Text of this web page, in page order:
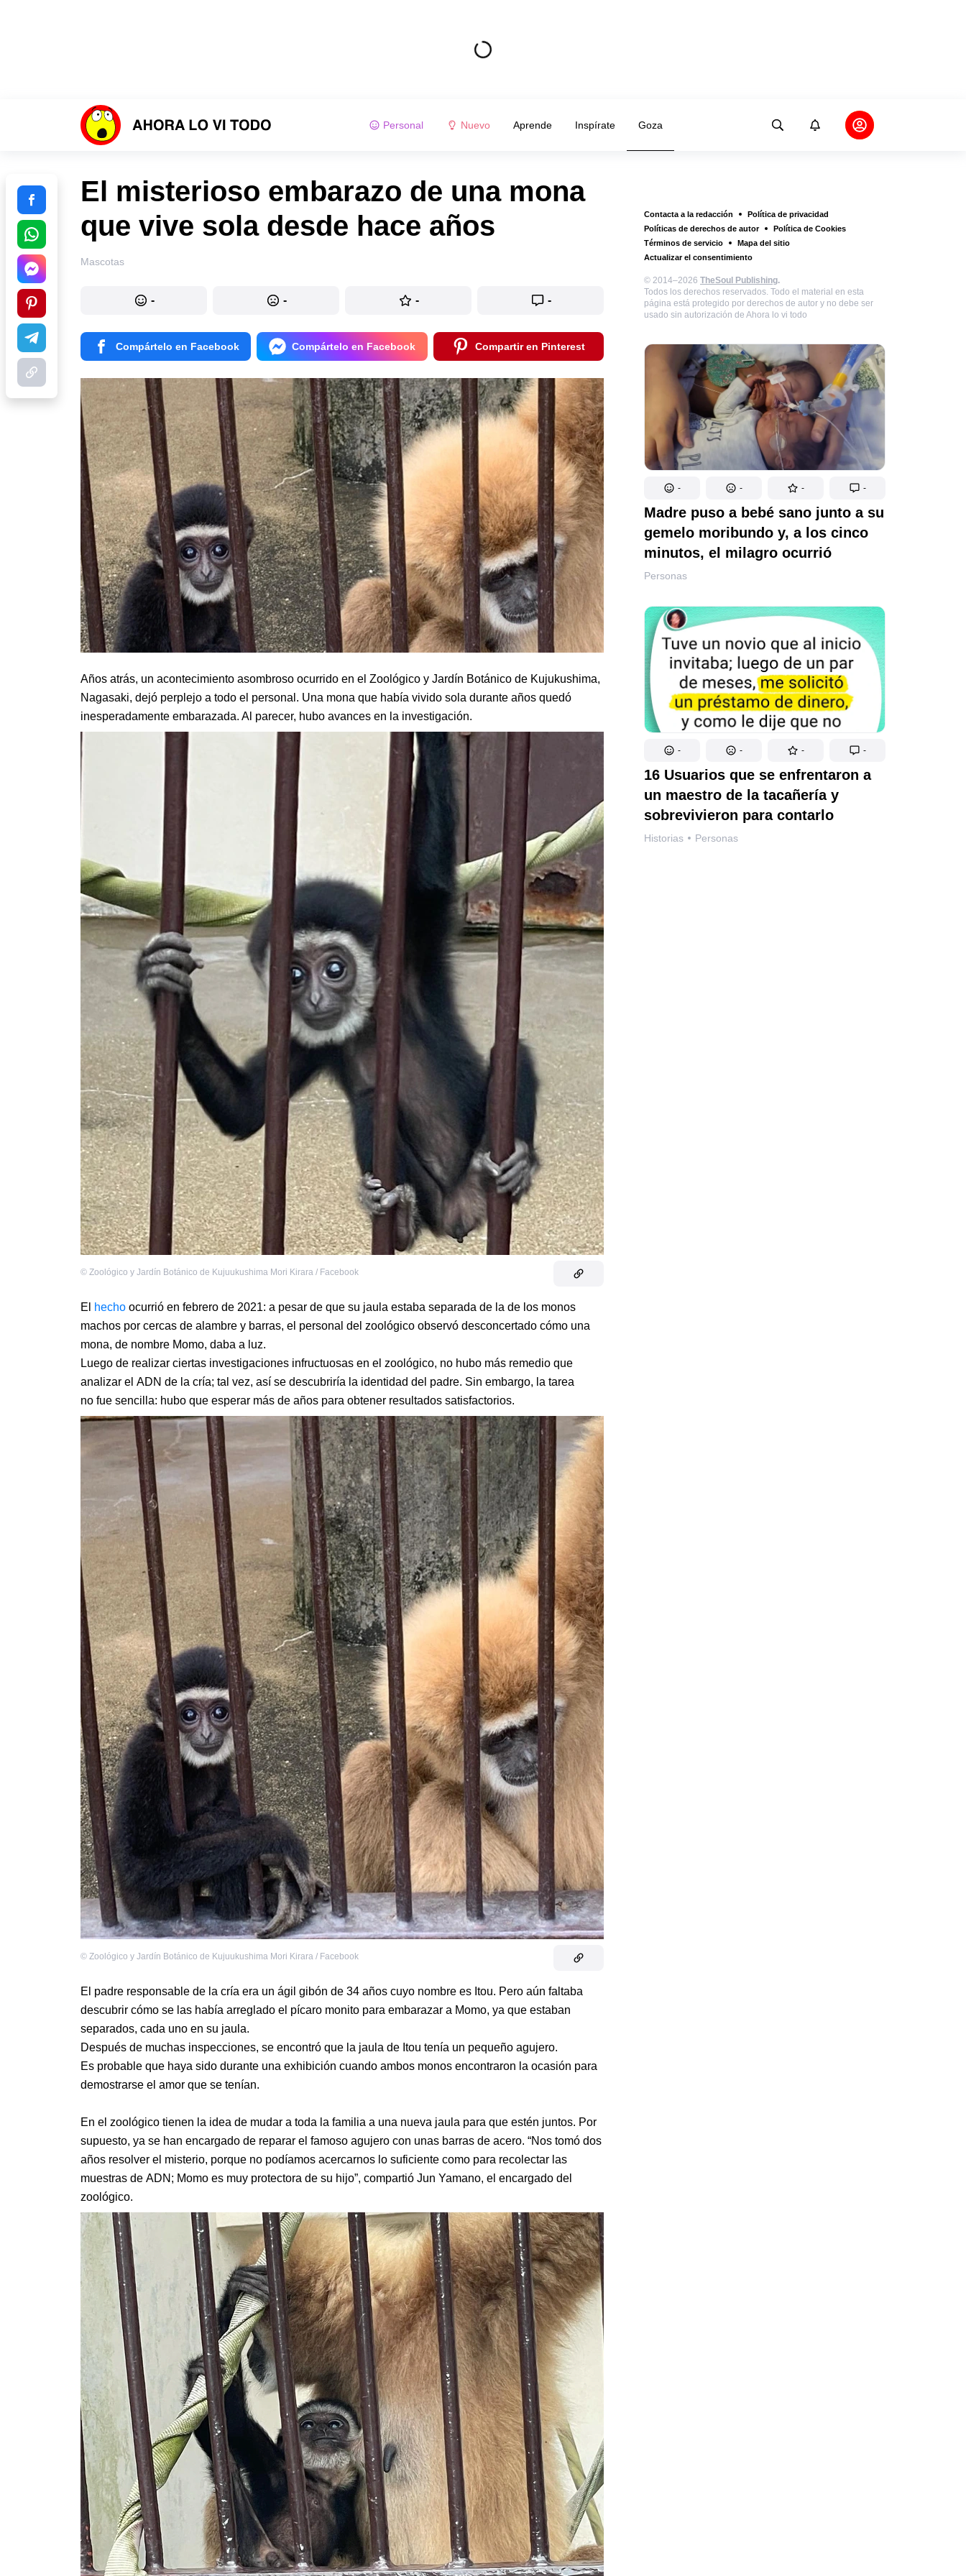
Personal Nuevo Aprende Inspírate Goza
Contacta a la redacción
Política de privacidad
Políticas de derechos de autor
Política de Cookies
Términos de servicio
Mapa del sitio
Actualizar el consentimiento
© 2014–2026 TheSoul Publishing.
Todos los derechos reservados. Todo el material en esta
página está protegido por derechos de autor y no debe ser
usado sin autorización de Ahora lo vi todo
- - - -
Madre puso a bebé sano junto a su
gemelo moribundo y, a los cinco
minutos, el milagro ocurrió
Personas
- - - -
16 Usuarios que se enfrentaron a
un maestro de la tacañería y
sobrevivieron para contarlo
Historias Personas
El misterioso embarazo de una mona
que vive sola desde hace años
Mascotas
- - - -
Compártelo en Facebook Compártelo en Facebook Compartir en Pinterest
Años atrás, un acontecimiento asombroso ocurrido en el Zoológico y Jardín Botánico de Kujukushima,
Nagasaki, dejó perplejo a todo el personal. Una mona que había vivido sola durante años quedó
inesperadamente embarazada. Al parecer, hubo avances en la investigación.
© Zoológico y Jardín Botánico de Kujuukushima Mori Kirara / Facebook
El hecho ocurrió en febrero de 2021: a pesar de que su jaula estaba separada de la de los monos
machos por cercas de alambre y barras, el personal del zoológico observó desconcertado cómo una
mona, de nombre Momo, daba a luz.
Luego de realizar ciertas investigaciones infructuosas en el zoológico, no hubo más remedio que
analizar el ADN de la cría; tal vez, así se descubriría la identidad del padre. Sin embargo, la tarea
no fue sencilla: hubo que esperar más de años para obtener resultados satisfactorios.
© Zoológico y Jardín Botánico de Kujuukushima Mori Kirara / Facebook
El padre responsable de la cría era un ágil gibón de 34 años cuyo nombre es Itou. Pero aún faltaba
descubrir cómo se las había arreglado el pícaro monito para embarazar a Momo, ya que estaban
separados, cada uno en su jaula.
Después de muchas inspecciones, se encontró que la jaula de Itou tenía un pequeño agujero.
Es probable que haya sido durante una exhibición cuando ambos monos encontraron la ocasión para
demostrarse el amor que se tenían.
En el zoológico tienen la idea de mudar a toda la familia a una nueva jaula para que estén juntos. Por
supuesto, ya se han encargado de reparar el famoso agujero con unas barras de acero. “Nos tomó dos
años resolver el misterio, porque no podíamos acercarnos lo suficiente como para recolectar las
muestras de ADN; Momo es muy protectora de su hijo”, compartió Jun Yamano, el encargado del
zoológico.